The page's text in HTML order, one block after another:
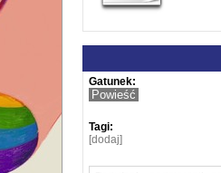
Gatunek:
Powieść
Tagi:
[dodaj]